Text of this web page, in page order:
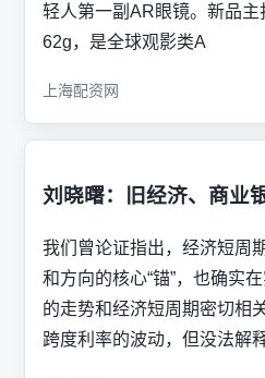
轻人第一副AR眼镜。新品
62g，是全球观影类A
上海配资网
刘晓曙：旧经济、商业
我们曾论证指出，经济短周
和方向的核心“锚”，也确实
的走势和经济短周期密切相
跨度利率的波动，但没法解